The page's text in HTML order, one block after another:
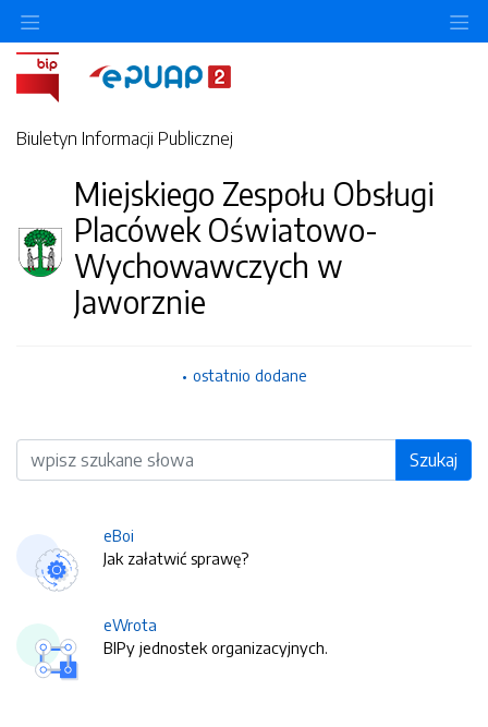
Biuletyn Informacji Publicznej
Miejskiego Zespołu Obsługi
Placówek Oświatowo-
Wychowawczych w
Jaworznie
ostatnio dodane
Wyszukiwarka Szukaj
eBoi
Jak załatwić sprawę?
eWrota
BIPy jednostek organizacyjnych.